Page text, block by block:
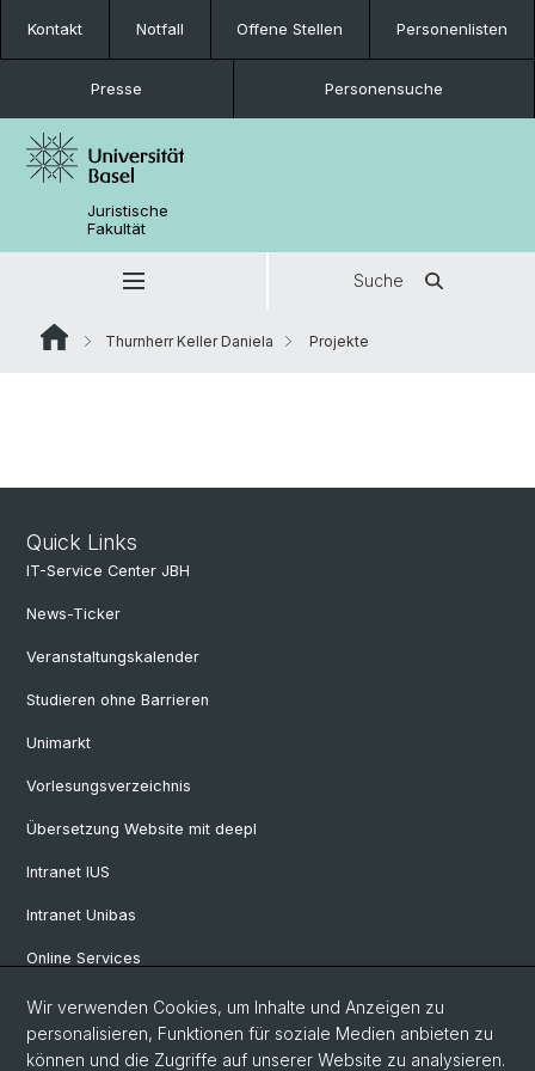
Kontakt Notfall Offene Stellen Personenlisten
Presse Personensuche
Juristische
Fakultät
Suche
Thurnherr Keller Daniela Projekte
Quick Links
IT-Service Center JBH
News-Ticker
Veranstaltungskalender
Studieren ohne Barrieren
Unimarkt
Vorlesungsverzeichnis
Übersetzung Website mit deepl
Intranet IUS
Intranet Unibas
Online Services
Social Media
Wir verwenden Cookies, um Inhalte und Anzeigen zu
personalisieren, Funktionen für soziale Medien anbieten zu
können und die Zugriffe auf unserer Website zu analysieren.